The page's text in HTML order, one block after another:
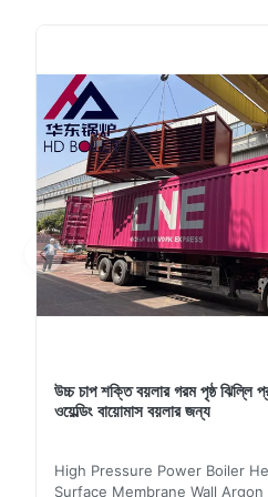
উচ্চ চাপ শক্তি বয়লার গরম পৃষ্ঠ ঝিল্লি
ওয়েল্ডিং বায়োমাস বয়লার জন্য
High Pressure Power Boiler
Surface Membrane Wall Argon